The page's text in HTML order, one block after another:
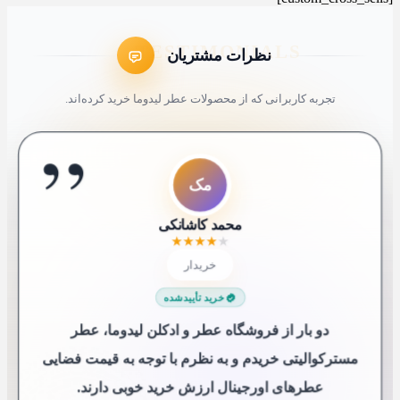
نظرات مشتریان
تجربه کاربرانی که از محصولات عطر لیدوما خرید کرده‌اند.
ک4
کاربر 48321
★★★★★
خریدار
خرید تأییدشده
شم
شیرین ملکی
★★★★★
😍 خریدار راضی
خرید تأییدشده
ک9
کاربر 9652
★★★★★
خریدار
خرید تأییدشده
” مک
محمد کاشانکی
★★★★★
خریدار
خرید تأییدشده
دو بار از فروشگاه‌ عطر و ادکلن لیدوما، عطر
مسترکوالیتی خریدم و به نظرم با توجه به قیمت فضایی
عطرهای اورجینال ارزش خرید خوبی دارند.
ا
ایلیا
★★★★★
خریدار
خرید تأییدشده
ل7
لیلی 76
★★★★★
خریدار
خرید تأییدشده
عم
علی محمدی
★★★★★
خریدار
خرید تأییدشده
سع
سارا عباسی
★★★★★
😍 خریدار راضی
خرید تأییدشده